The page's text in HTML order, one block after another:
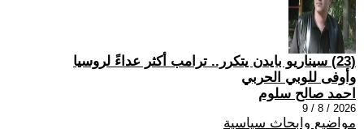
(23) سيناريو بايدن يتكرر.. ترامب أكثر عداءً لروسيا
وأوفى للوبي الحربي
احمد صالح سلوم
2026 / 8 / 9
مواضيع وابحاث سياسية